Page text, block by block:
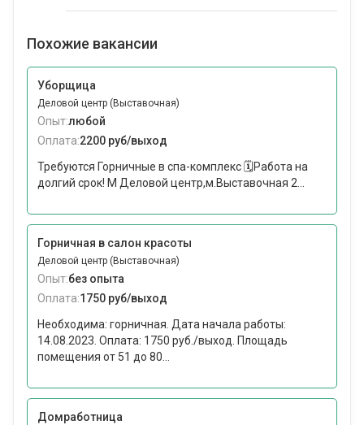
Похожие вакансии
Уборщица
Деловой центр (Выставочная)
Опыт:любой
Оплата:2200 руб/выход
Требуются Горничные в спа-комплекс 🗓Работа на
долгий срок! М Деловой центр,м.Выставочная 2...
Горничная в салон красоты
Деловой центр (Выставочная)
Опыт:без опыта
Оплата:1750 руб/выход
Необходима: горничная. Дата начала работы:
14.08.2023. Оплата: 1750 руб./выход. Площадь
помещения от 51 до 80...
Домработница